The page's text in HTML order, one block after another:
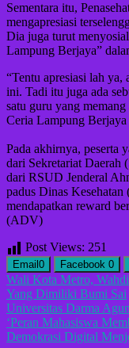
Sementara itu,
mengapresiasi
Dia juga turut
Lampung Berjaya”
“Tentu apresiasi lah ya,
ini. Tadi itu juga ada
satu guru yang
Ceria Lampung
Pada akhirnya, peserta
dari Sekretariat Daerah
dari RSUD Jenderal
padus Dinas
mendapatkan reward
(ADV)
Post Views: 251
Email 0 Facebook 0
Navigasi
pos
Wali Kota Metro,
Yang Dimiliki Bumi Sai
Universitas Darma
‘Peran Mahasiswa
Demokrasi Digital